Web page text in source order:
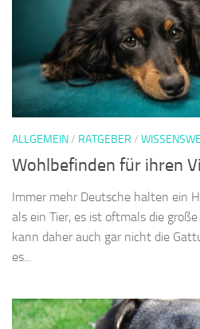
ALLGEMEIN/ RATGEBER /
Wohlbefinden für ihren
Immer mehr Deutsche halten ein
als ein Tier, es ist oftmals die
kann daher auch gar nicht die
es...